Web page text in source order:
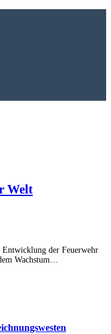
Welt
der Feuerwehr
Wachstum…